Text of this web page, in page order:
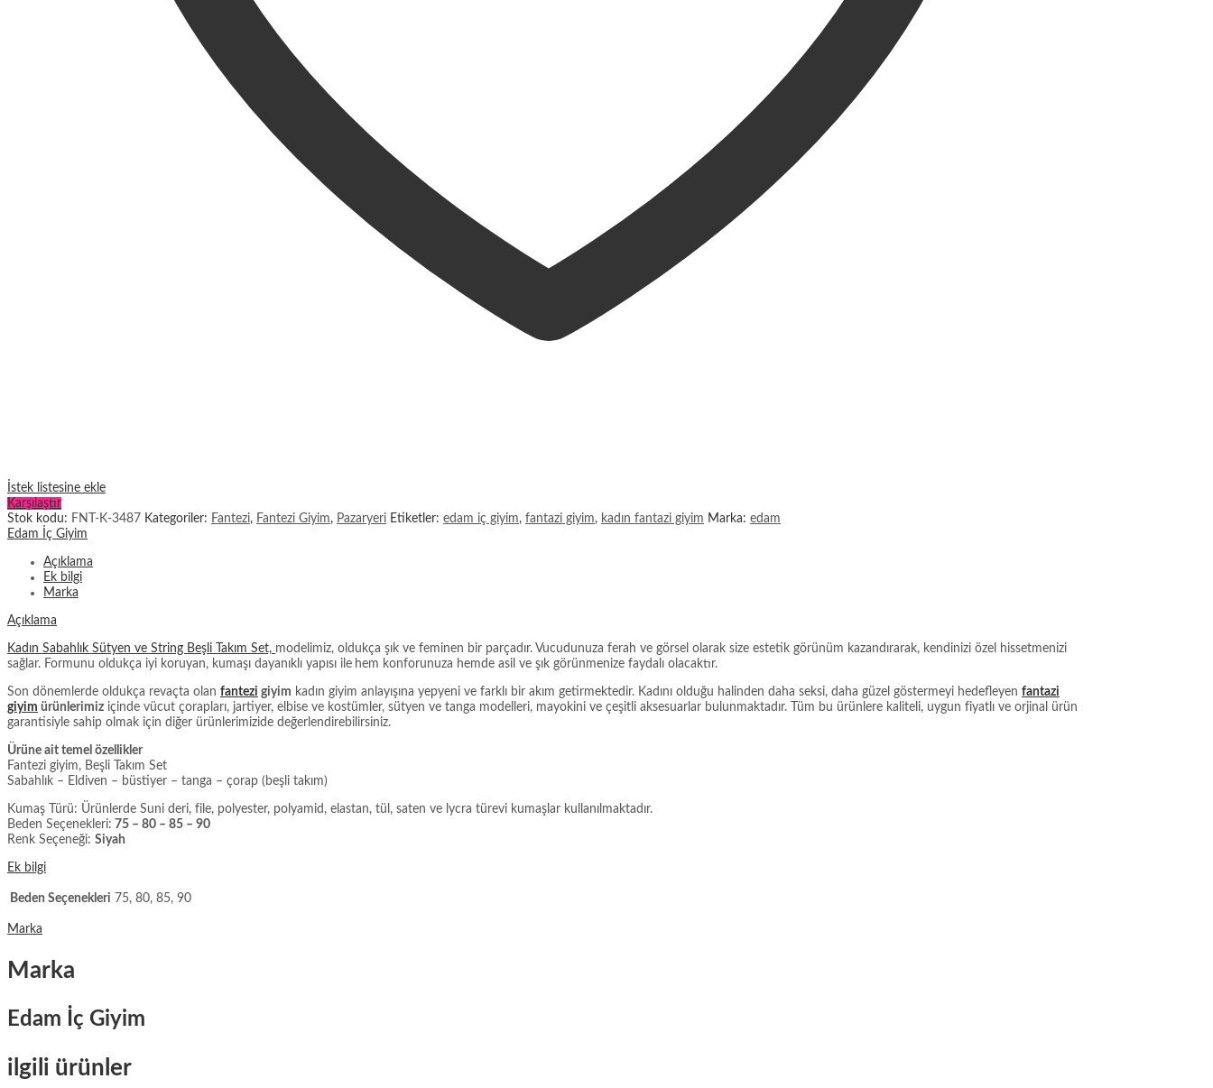
İstek listesine ekle
Karşılaştır
Stok kodu: FNT-K-3487 Kategoriler: Fantezi, Fantezi Giyim, Pazaryeri Etiketler: edam iç giyim, fantazi giyim, kadın fantazi giyim Marka: edam
Edam İç Giyim
Açıklama
Ek bilgi
Marka
Açıklama
Kadın Sabahlık Sütyen ve String Beşli Takım Set, modelimiz, oldukça şık ve feminen bir parçadır. Vucudunuza ferah ve görsel olarak size estetik görünüm kazandırarak, kendinizi özel hissetmenizi
sağlar. Formunu oldukça iyi koruyan, kumaşı dayanıklı yapısı ile hem konforunuza hemde asil ve şık görünmenize faydalı olacaktır.
Son dönemlerde oldukça revaçta olan fantezi giyim kadın giyim anlayışına yepyeni ve farklı bir akım getirmektedir. Kadını olduğu halinden daha seksi, daha güzel göstermeyi hedefleyen fantazi
giyim ürünlerimiz içinde vücut çorapları, jartiyer, elbise ve kostümler, sütyen ve tanga modelleri, mayokini ve çeşitli aksesuarlar bulunmaktadır. Tüm bu ürünlere kaliteli, uygun fiyatlı ve orjinal ürün
garantisiyle sahip olmak için diğer ürünlerimizide değerlendirebilirsiniz.
Ürüne ait temel özellikler
Fantezi giyim, Beşli Takım Set
Sabahlık – Eldiven – büstiyer – tanga – çorap (beşli takım)
Kumaş Türü: Ürünlerde Suni deri, file, polyester, polyamid, elastan, tül, saten ve lycra türevi kumaşlar kullanılmaktadır.
Beden Seçenekleri: 75 – 80 – 85 – 90
Renk Seçeneği: Siyah
Ek bilgi
Beden Seçenekleri 75, 80, 85, 90
Marka
Marka
Edam İç Giyim
ilgili ürünler